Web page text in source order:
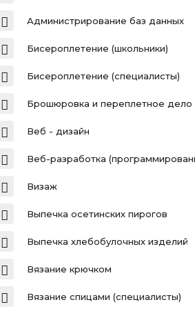
Администрирование баз данных
Бисероплетение (школьники)
Бисероплетение (специалисты)
Брошюровка и переплетное дело
Веб - дизайн
Веб-разработка
Визаж
Выпечка осетинских пирогов
Выпечка хлебобулочных изделий
Вязание крючком
Вязание спицами (специалисты)